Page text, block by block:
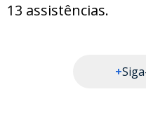
13 assistências.
+